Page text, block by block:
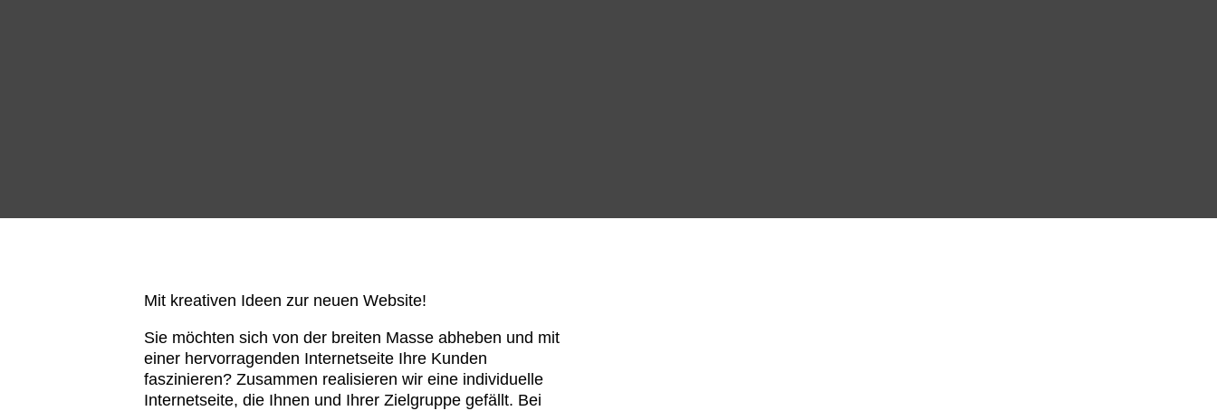
Mit kreativen Ideen zur neuen Website!
Sie möchten sich von der breiten Masse abheben und mit
einer hervorragenden Internetseite Ihre Kunden
faszinieren? Zusammen realisieren wir eine individuelle
Internetseite, die Ihnen und Ihrer Zielgruppe gefällt. Bei